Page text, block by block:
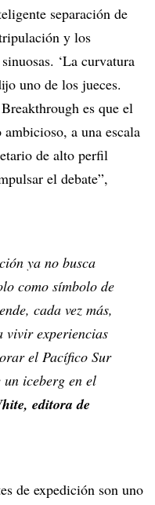
separación de
y los
‘La curvatura
uno de los jueces.
es que el
a una escala
de alto perfil
el debate”,
ya no busca
como símbolo de
cada vez más,
vivir experiencias
el Pacífico Sur
iceberg en el
editora de
de expedición son uno